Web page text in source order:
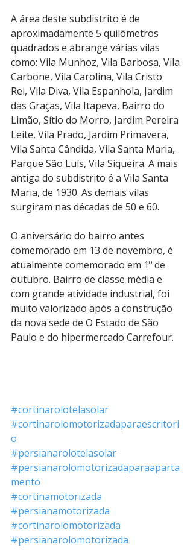
A área deste subdistrito é de
aproximadamente 5 quilômetros
quadrados e abrange várias vilas
como: Vila Munhoz, Vila Barbosa, Vila
Carbone, Vila Carolina, Vila Cristo
Rei, Vila Diva, Vila Espanhola, Jardim
das Graças, Vila Itapeva, Bairro do
Limão, Sítio do Morro, Jardim Pereira
Leite, Vila Prado, Jardim Primavera,
Vila Santa Cândida, Vila Santa Maria,
Parque São Luís, Vila Siqueira. A mais
antiga do subdistrito é a Vila Santa
Maria, de 1930. As demais vilas
surgiram nas décadas de 50 e 60.
O aniversário do bairro antes
comemorado em 13 de novembro, é
atualmente comemorado em 1º de
outubro. Bairro de classe média e
com grande atividade industrial, foi
muito valorizado após a construção
da nova sede de O Estado de São
Paulo e do hipermercado Carrefour.
#cortinarolotelasolar
#cortinarolomotorizadaparaescritori
o
#persianarolotelasolar
#persianarolomotorizadaparaaparta
mento
#cortinamotorizada
#persianamotorizada
#cortinarolomotorizada
#persianarolomotorizada